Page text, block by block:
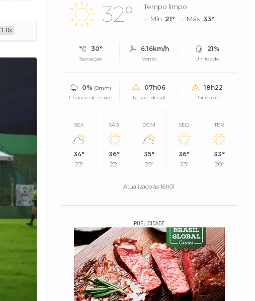
1.0x
32°
Tempo limpo
Mín. 21° Máx.33°
30°
Sensação
6.16km/h
Vento
21%
Umidade
0% (0mm)
Chance de chuva
07h06
Nascer do sol
18h22
Pôr do sol
SEX
34°
23°
SÁB
36°
23°
DOM
35°
25°
SEG
36°
23°
TER
33°
20°
Atualizado às 16h01
PUBLICIDADE